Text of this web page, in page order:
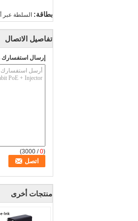
بطاقة: السلطة عبر
تفاصيل الاتصال
إرسال استفسارك
(
0
/ 3000)
منتجات أخرى